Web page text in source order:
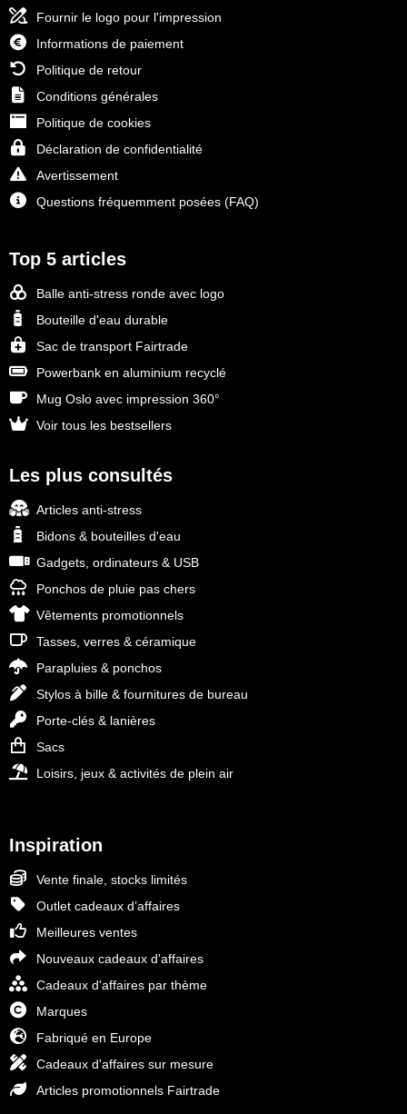
Fournir le logo pour l'impression
Informations de paiement
Politique de retour
Conditions générales
Politique de cookies
Déclaration de confidentialité
Avertissement
Questions fréquemment posées (FAQ)
Top 5 articles
Balle anti-stress ronde avec logo
Bouteille d'eau durable
Sac de transport Fairtrade
Powerbank en aluminium recyclé
Mug Oslo avec impression 360°
Voir tous les bestsellers
Les plus consultés
Articles anti-stress
Bidons & bouteilles d'eau
Gadgets, ordinateurs & USB
Ponchos de pluie pas chers
Vêtements promotionnels
Tasses, verres & céramique
Parapluies & ponchos
Stylos à bille & fournitures de bureau
Porte-clés & lanières
Sacs
Loisirs, jeux & activités de plein air
Inspiration
Vente finale, stocks limités
Outlet cadeaux d’affaires
Meilleures ventes
Nouveaux cadeaux d'affaires
Cadeaux d'affaires par thème
Marques
Fabriqué en Europe
Cadeaux d'affaires sur mesure
Articles promotionnels Fairtrade